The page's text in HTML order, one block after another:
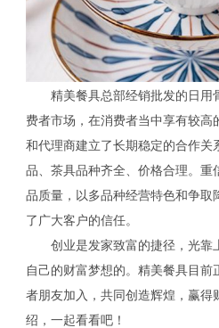
精美餐具总部经销批发的日用
费者市场，在消费者当中享有较高
和代理商建立了长期稳定的合作关
品、茶具品种齐全、价格合理。重
品质量，以多品种经营特色和争取
了广大客户的信任。
创业是发家致富的捷径，光靠
自己的财富梦想的。精美餐具目前
者朋友加入，共同创造辉煌，赢得
绍，一起看看吧！